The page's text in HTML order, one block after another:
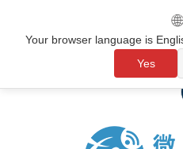
🌐
Your browser language is
Yes